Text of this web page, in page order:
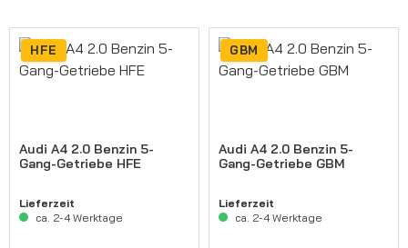
HFE
Audi A4 2.0 Benzin 5-
Gang-Getriebe HFE
Lieferzeit
ca. 2-4 Werktage
GBM
Audi A4 2.0 Benzin 5-
Gang-Getriebe GBM
Lieferzeit
ca. 2-4 Werktage